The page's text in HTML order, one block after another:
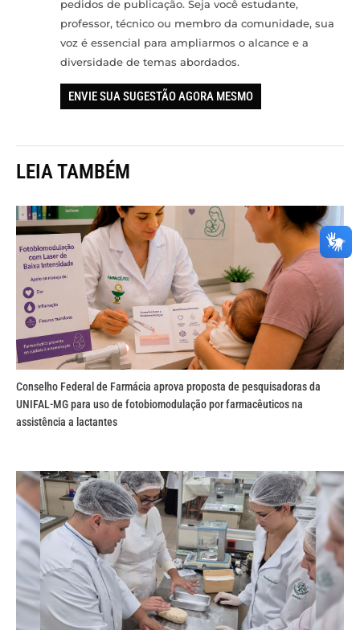
pedidos de publicação. Seja você estudante,
professor, técnico ou membro da comunidade, sua
voz é essencial para ampliarmos o alcance e a
diversidade de temas abordados.
ENVIE SUA SUGESTÃO AGORA MESMO
LEIA TAMBÉM
Conselho Federal de Farmácia aprova proposta de pesquisadoras da
UNIFAL-MG para uso de fotobiomodulação por farmacêuticos na
assistência a lactantes